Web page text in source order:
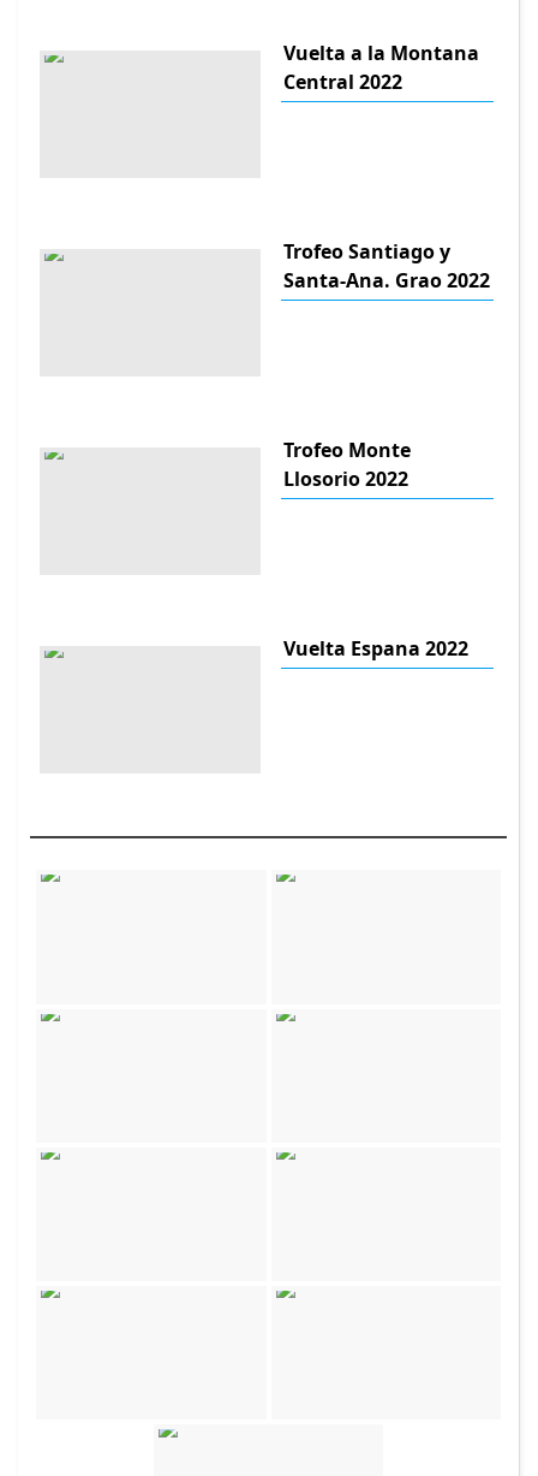
Vuelta a la Montana
Central 2022
Trofeo Santiago y
Santa-Ana. Grao 2022
Trofeo Monte
Llosorio 2022
Vuelta Espana 2022